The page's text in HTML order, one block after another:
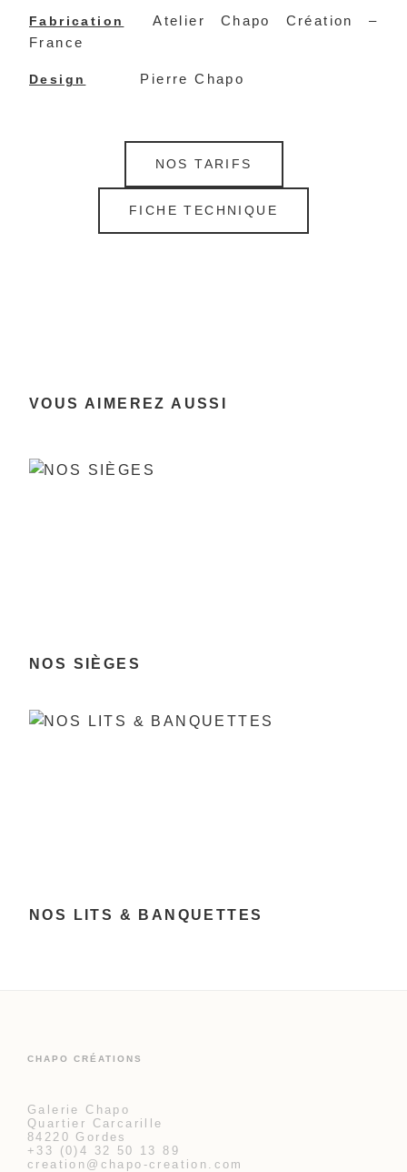
Fabrication
Atelier Chapo Création –
France
Design Pierre Chapo
NOS TARIFS
FICHE TECHNIQUE
VOUS AIMEREZ AUSSI
NOS SIÈGES
NOS LITS & BANQUETTES
CHAPO CRÉATIONS
Galerie Chapo
Quartier Carcarille
84220 Gordes
+33 (0)4 32 50 13 89
creation@chapo-creation.com